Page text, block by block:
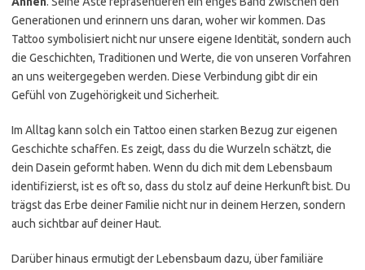
Generationen und erinnern uns daran, woher wir kommen. Das
Tattoo symbolisiert nicht nur unsere eigene Identität, sondern auch
die Geschichten, Traditionen und Werte, die von unseren Vorfahren
an uns weitergegeben werden. Diese Verbindung gibt dir ein
Gefühl von Zugehörigkeit und Sicherheit.
Im Alltag kann solch ein Tattoo einen starken Bezug zur eigenen
Geschichte schaffen. Es zeigt, dass du die Wurzeln schätzt, die
dein Dasein geformt haben. Wenn du dich mit dem Lebensbaum
identifizierst, ist es oft so, dass du stolz auf deine Herkunft bist. Du
trägst das Erbe deiner Familie nicht nur in deinem Herzen, sondern
auch sichtbar auf deiner Haut.
Darüber hinaus ermutigt der Lebensbaum dazu, über familiäre